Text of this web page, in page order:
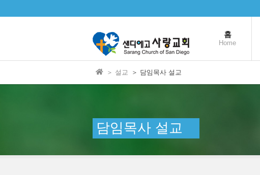
홈
Home
＞ 설교 ＞ 담임목사 설교
담임목사 설교
Sketchbook5, 스케치북5
Sketchbook5, 스케치북5